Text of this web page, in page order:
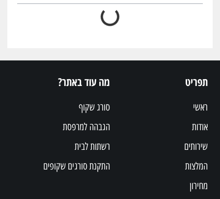
תפריט
ראשי
אודות
שירותים
המלצות
מחירון
מה עוד באתר?
סורג שקוף
הגבהה למרפסת
רשתות לבית
התקנת סורגים שקופים